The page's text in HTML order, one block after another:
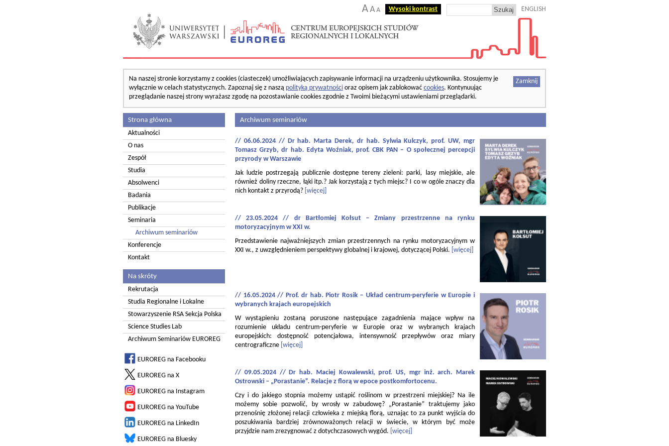
AA A Wysoki kontrast ENGLISH
Zamknij
Na naszej stronie korzystamy z cookies (ciasteczek) umożliwiających zapisywanie informacji na urządzeniu użytkownika. Stosujemy je
wyłącznie w celach statystycznych. Zapoznaj się z naszą polityką prywatności oraz opisem jak zablokować cookies. Kontynuując
przeglądanie naszej strony wyrażasz zgodę na pozostawianie cookies zgodnie z Twoimi bieżącymi ustawieniami przeglądarki.
Strona główna
Aktualności
O nas
Zespół
Studia
Absolwenci
Badania
Publikacje
Seminaria
Archiwum seminariów
Konferencje
Kontakt
Na skróty
Rekrutacja
Studia Regionalne i Lokalne
Stowarzyszenie RSA Sekcja Polska
Science Studies Lab
Archiwum Seminariów EUROREG
EUROREG na Facebooku
EUROREG na X
EUROREG na Instagram
EUROREG na YouTube
EUROREG na LinkedIn
EUROREG na Bluesky
Archiwum seminariów
// 06.06.2024 // Dr hab. Marta Derek, dr hab. Sylwia Kulczyk, prof. UW, mgr
Tomasz Grzyb, dr hab. Edyta Woźniak, prof. CBK PAN – O społecznej percepcji
przyrody w Warszawie
Jak ludzie postrzegają publicznie dostępne tereny zieleni: parki, lasy miejskie, ale
również doliny rzeczne, łąki itp.? Jak korzystają z tych miejsc? I co w ogóle znaczy dla
nich kontakt z przyrodą? [więcej]
// 23.05.2024 // dr Bartłomiej Kołsut – Zmiany przestrzenne na rynku
motoryzacyjnym w XXI w.
Przedstawienie najważniejszych zmian przestrzennych na rynku motoryzacyjnym w
XXI w., z uwzględnieniem perspektywy globalnej i krajowej, dotyczącej Polski. [więcej]
// 16.05.2024 // Prof. dr hab. Piotr Rosik – Układ centrum-peryferie w Europie i
wybranych krajach europejskich
W wystąpieniu zostaną poruszone następujące zagadnienia mające wpływ na
rozumienie układu centrum-peryferie w Europie oraz w wybranych krajach
europejskich: dostępność potencjałowa, intensywność przepływów oraz miary
centrograficzne [więcej]
// 09.05.2024 // Dr hab. Maciej Kowalewski, prof. US, mgr inż. arch. Marek
Ostrowski – „Porastanie”. Relacje z florą w epoce postkomfortocenu.
Czy i do jakiego stopnia możemy ustąpić roślinom w przestrzeni miejskiej? Na ile
możemy sobie pozwolić, by wrosły w zabudowę? „Porastanie” traktujemy jako
przenośnię złożonej relacji człowieka z miejską florą, uznając to za punkt wyjścia do
poszukiwania bardziej zrównoważonych relacji w świecie, w którym być może
przyjdzie nam zrezygnować z dotychczasowych wygód. [więcej]